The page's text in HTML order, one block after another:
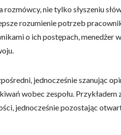
rozmówcy, nie tylko słyszeniu
rozumienie potrzeb
o ich postępach, menedżer
jednocześnie szanując
wobec zespołu. Przykładem
jednocześnie pozostając
i analizować ruch w
uzyskanymi podczas korzystania
będzie działać w zamierzony
osoby.